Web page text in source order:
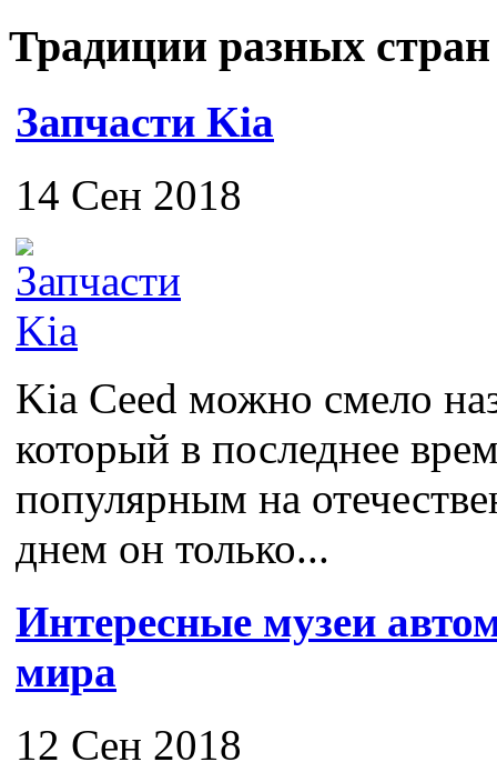
Традиции разных стран
Запчасти Kia
14 Сен 2018
Kia Ceed можно смело
который в последнее
популярным на
днем он только...
Интересные музеи
мира
12 Сен 2018